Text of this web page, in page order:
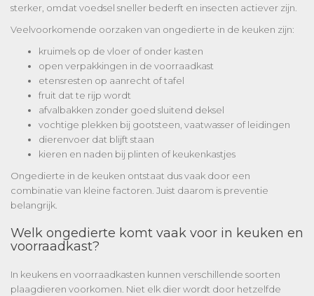
sterker, omdat voedsel sneller bederft en insecten actiever zijn.
Veelvoorkomende oorzaken van ongedierte in de keuken zijn:
kruimels op de vloer of onder kasten
open verpakkingen in de voorraadkast
etensresten op aanrecht of tafel
fruit dat te rijp wordt
afvalbakken zonder goed sluitend deksel
vochtige plekken bij gootsteen, vaatwasser of leidingen
dierenvoer dat blijft staan
kieren en naden bij plinten of keukenkastjes
Ongedierte in de keuken ontstaat dus vaak door een
combinatie van kleine factoren. Juist daarom is preventie
belangrijk.
Welk ongedierte komt vaak voor in keuken en
voorraadkast?
In keukens en voorraadkasten kunnen verschillende soorten
plaagdieren voorkomen. Niet elk dier wordt door hetzelfde